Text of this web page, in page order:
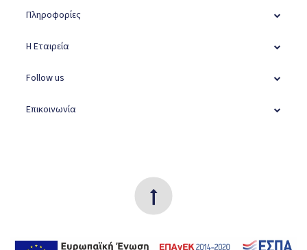
Πληροφορίες
Η Εταιρεία
Follow us
Επικοινωνία